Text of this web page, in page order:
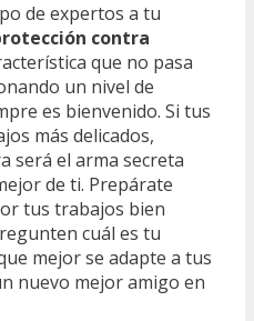
de expertos a tu
contra
que no pasa
un nivel de
es bienvenido. Si tus
más delicados,
será el arma secreta
de ti. Prepárate
tus trabajos bien
cuál es tu
mejor se adapte a tus
nuevo mejor amigo en